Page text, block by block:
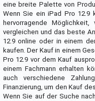
eine breite Palette von
Wenn Sie ein iPad Pro 12.9
hervorragende
vergleichen und das beste
12.9 online oder in einem
kaufen. Der Kauf in einem
Pro 12.9 vor dem Kauf
einem Fachmann erhalten
auch verschiedene
Finanzierung, um den Kauf
Wenn Sie auf der Suche